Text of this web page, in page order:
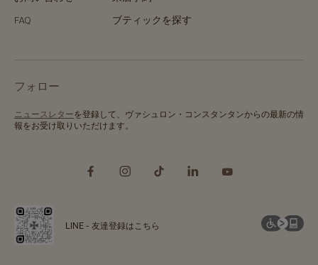
FAQ
ブティックを探す
フォロー
ニュースレターを登録して、ヴァシュロン・コンスタンタンからの最新の情
報をお受け取りいただけます。
LINE - 友達登録はこちら